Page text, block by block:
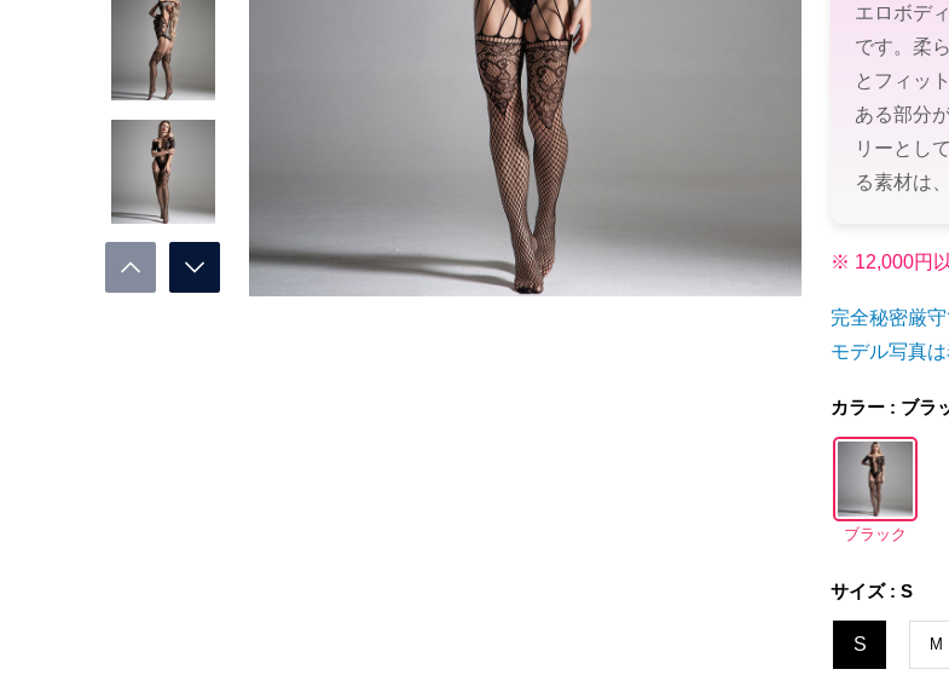
エロボデ
です。柔
とフィッ
ある部分
リーとし
る素材は
※ 12,000円
完全秘密厳
モデル写真は
カラー : ブラ
ブラック
サイズ : S
S M